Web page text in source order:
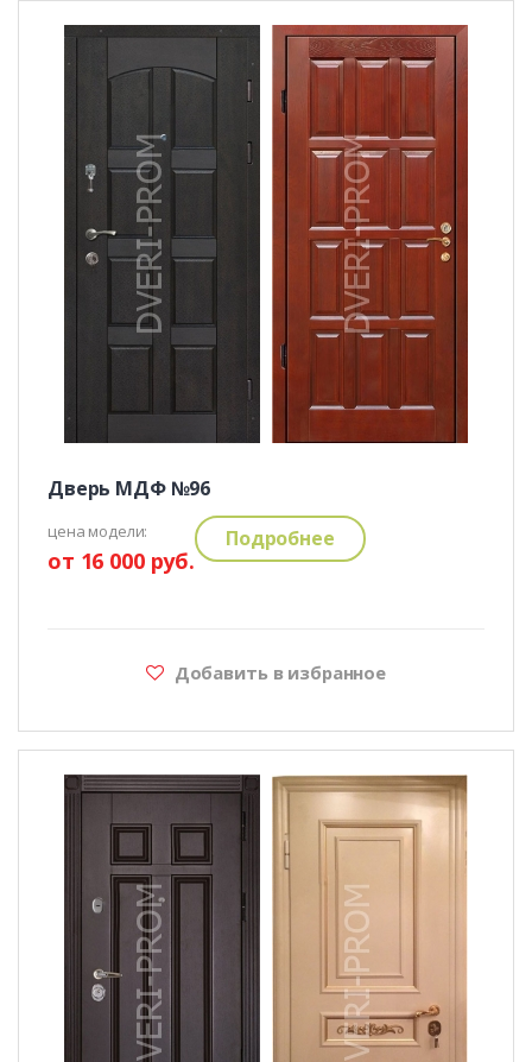
Дверь МДФ №96
цена модели:
от 16 000 руб.
Подробнее
Добавить в избранное